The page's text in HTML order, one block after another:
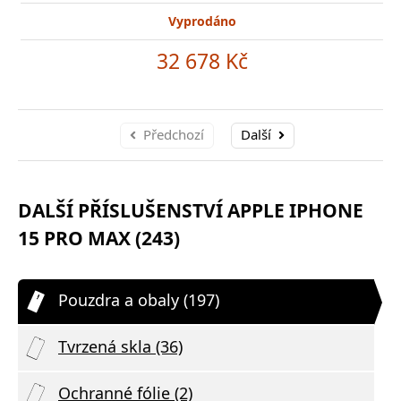
Vyprodáno
32 678 Kč
Předchozí Další
DALŠÍ PŘÍSLUŠENSTVÍ APPLE IPHONE
15 PRO MAX (243)
Pouzdra a obaly (197)
Tvrzená skla (36)
Ochranné fólie (2)